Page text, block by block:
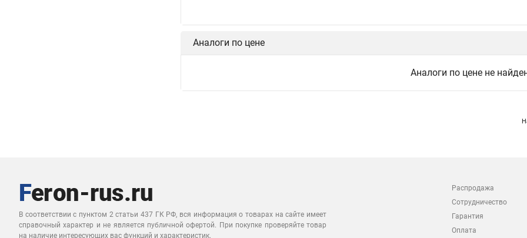
Аналоги по цене
Аналоги по цене не
В соответствии с пунктом 2 статьи 437 ГК РФ, вся информация о товарах на сайте имеет
справочный характер и не является публичной офертой. При покупке проверяйте товар
на наличие интересующих вас функций и характеристик.
Распродажа
Сотрудничество
Гарантия
Оплата